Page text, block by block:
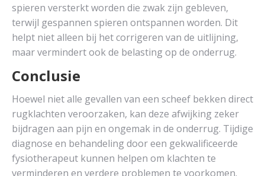
spieren versterkt worden die zwak zijn gebleven,
terwijl gespannen spieren ontspannen worden. Dit
helpt niet alleen bij het corrigeren van de uitlijning,
maar vermindert ook de belasting op de onderrug.
Conclusie
Hoewel niet alle gevallen van een scheef bekken direct
rugklachten veroorzaken, kan deze afwijking zeker
bijdragen aan pijn en ongemak in de onderrug. Tijdige
diagnose en behandeling door een gekwalificeerde
fysiotherapeut kunnen helpen om klachten te
verminderen en verdere problemen te voorkomen.